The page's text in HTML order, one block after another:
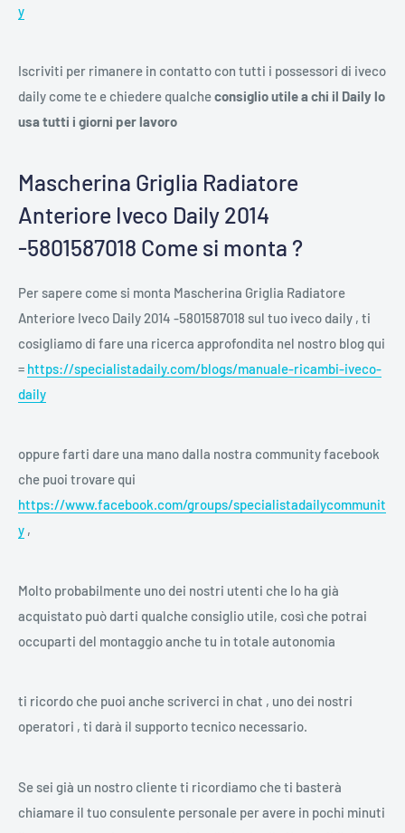
y
Iscriviti per rimanere in contatto con tutti i possessori di iveco
daily come te e chiedere qualcheconsiglio utile a chi il Daily lo
usa tutti i giorni per lavoro
Mascherina Griglia Radiatore
Anteriore Iveco Daily 2014
-5801587018 Come si monta ?
Per sapere come si monta Mascherina Griglia Radiatore
Anteriore Iveco Daily 2014 -5801587018 sul tuo iveco daily , ti
cosigliamo di fare una ricerca approfondita nel nostro blog qui
= https://specialistadaily.com/blogs/manuale-ricambi-iveco-
daily
oppure farti dare una mano dalla nostra community facebook
che puoi trovare qui
https://www.facebook.com/groups/specialistadailycommunit
y ,
Molto probabilmente uno dei nostri utenti che lo ha già
acquistato può darti qualche consiglio utile, così che potrai
occuparti del montaggio anche tu in totale autonomia
ti ricordo che puoi anche scriverci in chat , uno dei nostri
operatori , ti darà il supporto tecnico necessario.
Se sei già un nostro cliente ti ricordiamo che ti basterà
chiamare il tuo consulente personale per avere in pochi minuti